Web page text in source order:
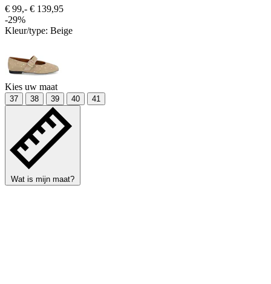
€ 99,- € 139,95
-29%
Kleur/type: Beige
Kies uw maat
37 38 39 40 41
Wat is mijn maat?